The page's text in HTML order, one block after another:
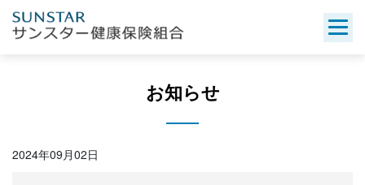
Skip
お知らせ
2024年09月02日